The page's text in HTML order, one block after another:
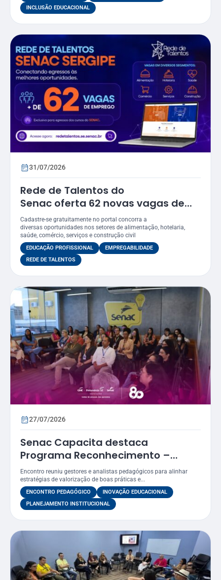
INCLUSÃO EDUCACIONAL
31/07/2026
Rede de Talentos do
Senac oferta 62 novas vagas de
emprego em Sergipe
Cadastre-se gratuitamente no portal concorra a
diversas oportunidades nos setores de alimentação, hotelaria,
saúde, comércio, serviços e construção civil
EDUCAÇÃO PROFISSIONAL
EMPREGABILIDADE
REDE DE TALENTOS
27/07/2026
Senac Capacita destaca
Programa Reconhecimento –
Prêmio Atena como estratégia
para valorizar práticas
educacionais
Encontro reuniu gestores e analistas pedagógicos para alinhar
estratégias de valorização de boas práticas e...
ENCONTRO PEDAGÓGICO
INOVAÇÃO EDUCACIONAL
PLANEJAMENTO INSTITUCIONAL